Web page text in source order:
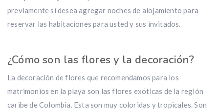
previamente si desea agregar noches de alojamiento para
reservar las habitaciones para usted y sus invitados.
¿Cómo son las flores y la decoración?
La decoración de flores que recomendamos para los
matrimonios en la playa son las flores exóticas de la región
caribe de Colombia. Esta son muy coloridas y tropicales. Son